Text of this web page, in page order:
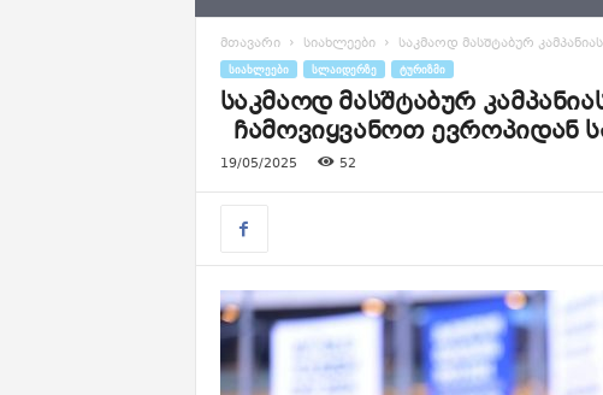
e
მთავარი სიახლეები საკმაოდ მასშტაბურ
ᲡᲘᲐᲮᲚᲔᲔᲑᲘ ᲡᲚᲐᲘᲓᲔᲠᲖᲔ ᲢᲣᲠᲘᲖᲛᲘ
საკმაოდ მასშტაბურ
ჩამოვიყვანოთ ევროპიდან
19/05/2025 52